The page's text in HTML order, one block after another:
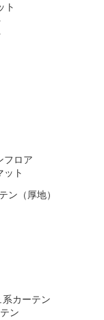
ト
フロア
ット
ン（厚地）
カーテン
ン